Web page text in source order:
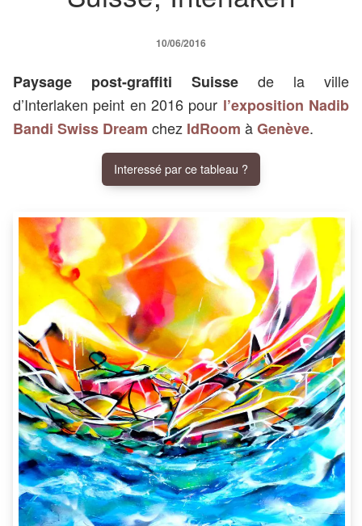
10/06/2016
Paysage post-graffiti Suisse de la ville
d’Interlaken peint en 2016 pour l’exposition Nadib
Bandi Swiss Dream chez IdRoom àGenève.
Interessé par ce tableau ?